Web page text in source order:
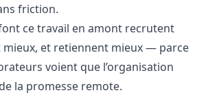
friction.
ce travail en amont recrutent
et retiennent mieux — parce
voient que l’organisation
la promesse remote.